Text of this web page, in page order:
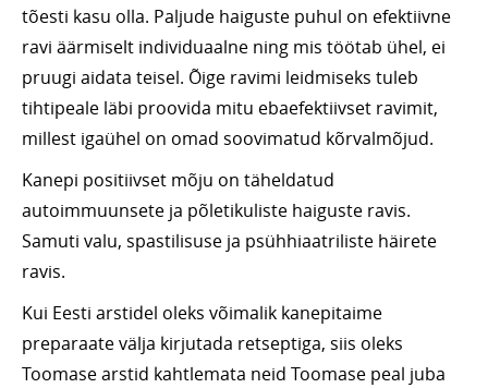
tõesti kasu olla. Paljude haiguste puhul on efektiivne
ravi äärmiselt individuaalne ning mis töötab ühel, ei
pruugi aidata teisel. Õige ravimi leidmiseks tuleb
tihtipeale läbi proovida mitu ebaefektiivset ravimit,
millest igaühel on omad soovimatud kõrvalmõjud.
Kanepi positiivset mõju on täheldatud
autoimmuunsete ja põletikuliste haiguste ravis.
Samuti valu, spastilisuse ja psühhiaatriliste häirete
ravis.
Kui Eesti arstidel oleks võimalik kanepitaime
preparaate välja kirjutada retseptiga, siis oleks
Toomase arstid kahtlemata neid Toomase peal juba